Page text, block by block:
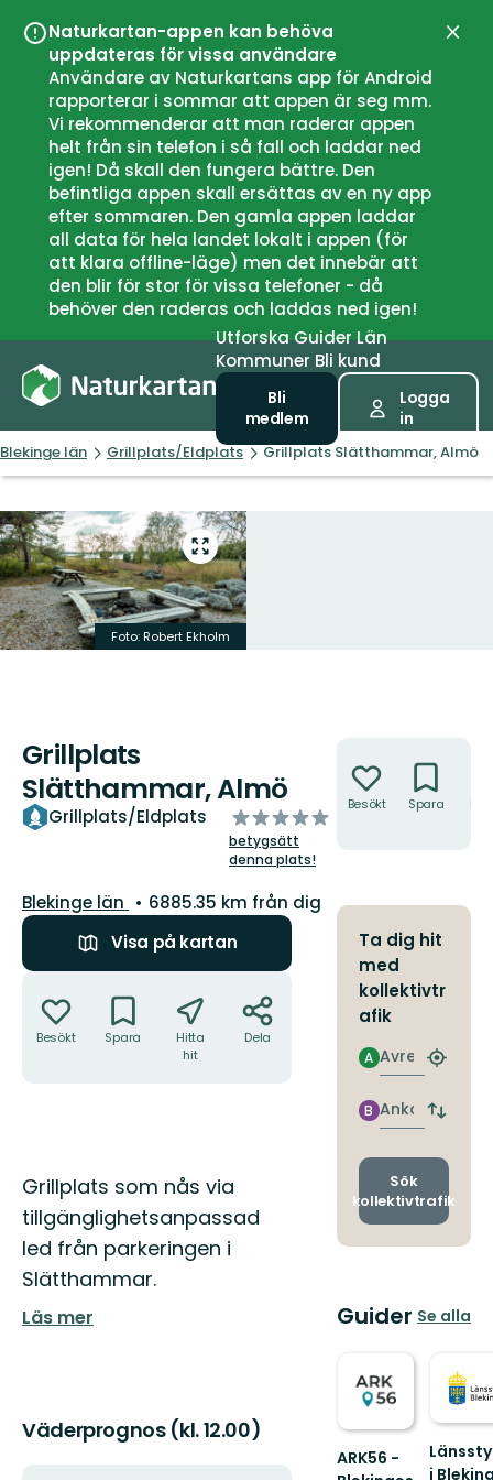
Naturkartan-appen kan behöva
uppdateras för vissa användare
Användare av Naturkartans app för Android
rapporterar i sommar att appen är seg mm.
Vi rekommenderar att man raderar appen
helt från sin telefon i så fall och laddar ned
igen! Då skall den fungera bättre. Den
befintliga appen skall ersättas av en ny app
efter sommaren. Den gamla appen laddar
all data för hela landet lokalt i appen (för
att klara offline-läge) men det innebär att
den blir för stor för vissa telefoner - då
behöver den raderas och laddas ned igen!
UtforskaGuiderLän
Kommuner Bli kund
Bli
medlem
Logga
in
Blekinge län Grillplats/Eldplats Grillplats Slätthammar, Almö
Gå
till
helskärmsläge
Foto: Robert Ekholm
Grillplats
Slätthammar, Almö
Grillplats/Eldplats
av
5
stjärnor
betygsätt
denna plats!
Län:
Blekinge län
6885.35 km från dig
Visa på kartan
Besökt Spara
Hitta
hit
Dela
Beskrivning
Grillplats som nås via
tillgänglighetsanpassad
led från parkeringen i
Slätthammar.
Läs mer
Väderprognos (kl. 12.00)
Besökt Spara
Ta dig hit
med
kollektivtr
afik
Avresa
A
Hitta
Ankomst
B
Byt
och
Sök
kollektivtrafik
Guider Se alla
ARK56 -
i